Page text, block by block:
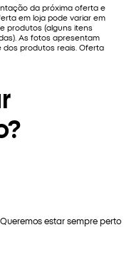
da próxima oferta e
em loja pode variar em
produtos (alguns itens
As fotos apresentam
dos produtos reais. Oferta
estar sempre perto